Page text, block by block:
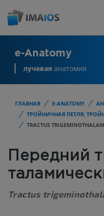
e-Anatomy
лучевая анатомия
ГЛАВНАЯ E-ANATOMY
ТРОЙНИЧНАЯ ПЕТЛЯ;
TRACTUS
Передний
Tractus